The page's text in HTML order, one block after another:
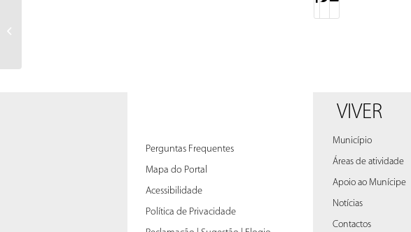
Perguntas Frequentes
Mapa do Portal
Acessibilidade
Política de Privacidade
VIVER
Município
Áreas de atividade
Apoio ao Munícipe
Notícias
Contactos